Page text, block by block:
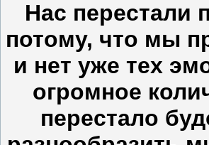
Нас перестали
потому, что мы
и нет уже тех
огромное
перестало